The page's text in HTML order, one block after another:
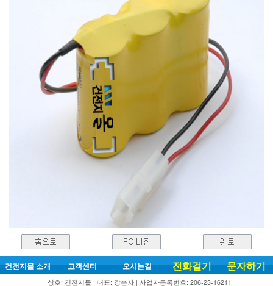
건전지몰 소개 고객센터 오시는길 전화걸기 문자하기
상호: 건전지몰 | 대표: 강순자 | 사업자등록번호: 206-23-16211